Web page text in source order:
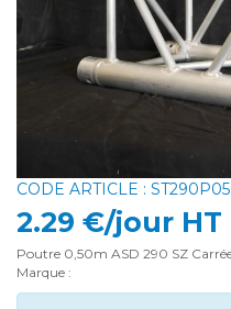
CODE ARTICLE : ST290P05
2.29 €/jour HT
Poutre 0,50m ASD 290 SZ
Marque :